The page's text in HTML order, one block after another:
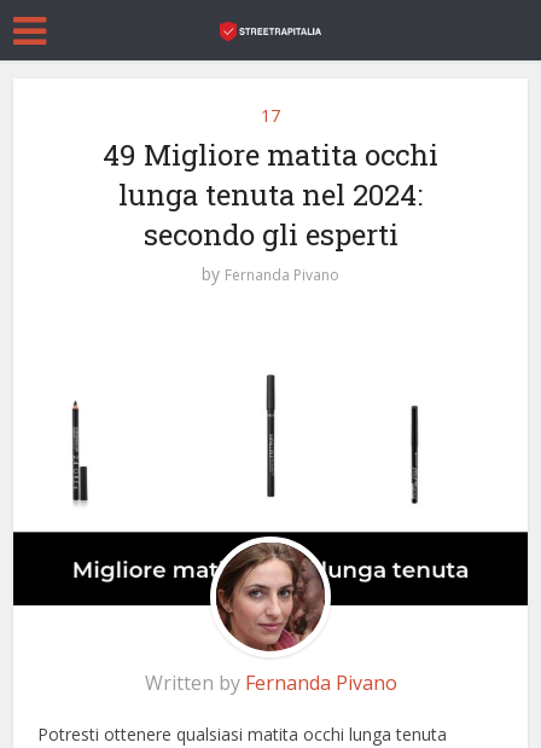
17
49 Migliore matita occhi
lunga tenuta nel 2024:
secondo gli esperti
by Fernanda Pivano
Written by Fernanda Pivano
Potresti ottenere qualsiasi matita occhi lunga tenuta